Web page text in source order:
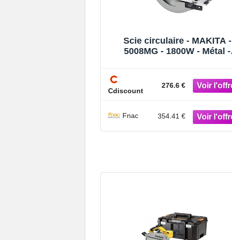
Scie circulaire - MAKITA -
5008MG - 1800W - Métal -
Cdiscount
276.6 €
Fnac 354.41 €